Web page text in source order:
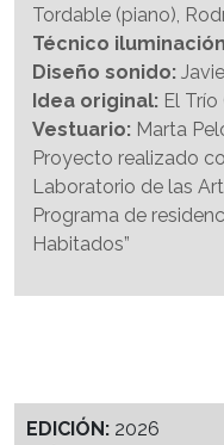
Tordable (piano),
Técnico
Diseño sonido:
Idea original: El
Vestuario: Marta
Proyecto realizado
Laboratorio de las
Programa de
Habitados”
EDICIÓN: 2026